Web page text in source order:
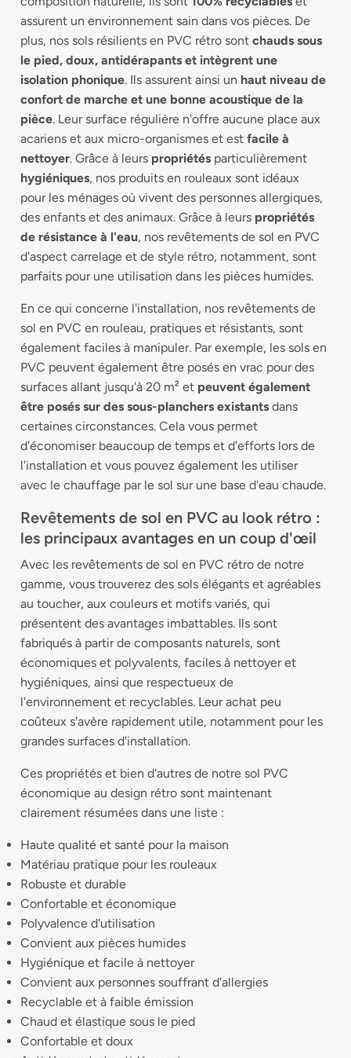
assurent un environnement sain dans vos pièces. De
plus, nos sols résilients en PVC rétro sont chauds sous
le pied, doux, antidérapants et intègrent une
isolation phonique. Ils assurent ainsi un haut niveau de
confort de marche et une bonne acoustique de la
pièce. Leur surface régulière n'offre aucune place aux
acariens et aux micro-organismes et est facile à
nettoyer. Grâce à leurs propriétés particulièrement
hygiéniques, nos produits en rouleaux sont idéaux
pour les ménages où vivent des personnes allergiques,
des enfants et des animaux. Grâce à leurs propriétés
de résistance à l'eau, nos revêtements de sol en PVC
d'aspect carrelage et de style rétro, notamment, sont
parfaits pour une utilisation dans les pièces humides.
En ce qui concerne l'installation, nos revêtements de
sol en PVC en rouleau, pratiques et résistants, sont
également faciles à manipuler. Par exemple, les sols en
PVC peuvent également être posés en vrac pour des
surfaces allant jusqu'à 20 m² et peuvent également
être posés sur des sous-planchers existants dans
certaines circonstances. Cela vous permet
d'économiser beaucoup de temps et d'efforts lors de
l'installation et vous pouvez également les utiliser
avec le chauffage par le sol sur une base d'eau chaude.
Revêtements de sol en PVC au look rétro :
les principaux avantages en un coup d'œil
Avec les revêtements de sol en PVC rétro de notre
gamme, vous trouverez des sols élégants et agréables
au toucher, aux couleurs et motifs variés, qui
présentent des avantages imbattables. Ils sont
fabriqués à partir de composants naturels, sont
économiques et polyvalents, faciles à nettoyer et
hygiéniques, ainsi que respectueux de
l'environnement et recyclables. Leur achat peu
coûteux s'avère rapidement utile, notamment pour les
grandes surfaces d'installation.
Ces propriétés et bien d'autres de notre sol PVC
économique au design rétro sont maintenant
clairement résumées dans une liste :
Haute qualité et santé pour la maison
Matériau pratique pour les rouleaux
Robuste et durable
Confortable et économique
Polyvalence d'utilisation
Convient aux pièces humides
Hygiénique et facile à nettoyer
Convient aux personnes souffrant d'allergies
Recyclable et à faible émission
Chaud et élastique sous le pied
Confortable et doux